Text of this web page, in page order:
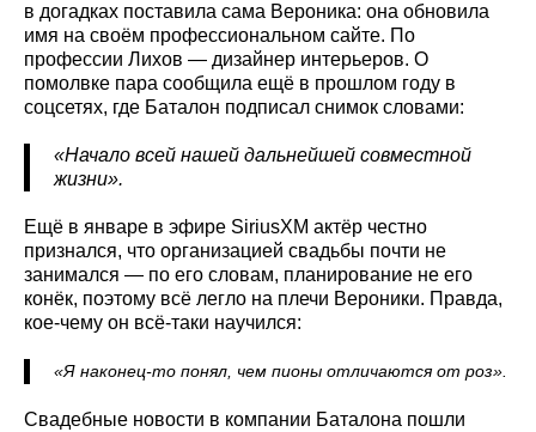
в догадках поставила сама Вероника: она обновила
имя на своём профессиональном сайте. По
профессии Лихов — дизайнер интерьеров. О
помолвке пара сообщила ещё в прошлом году в
соцсетях, где Баталон подписал снимок словами:
«Начало всей нашей дальнейшей совместной
жизни».
Ещё в январе в эфире SiriusXM актёр честно
признался, что организацией свадьбы почти не
занимался — по его словам, планирование не его
конёк, поэтому всё легло на плечи Вероники. Правда,
кое-чему он всё-таки научился:
«Я наконец-то понял, чем пионы отличаются от роз».
Свадебные новости в компании Баталона пошли